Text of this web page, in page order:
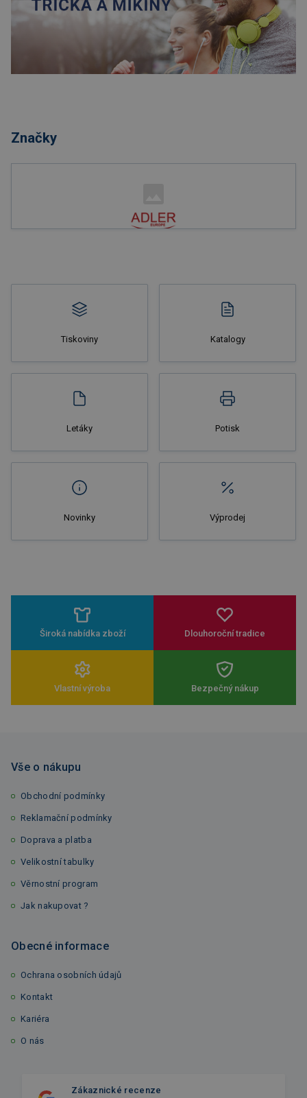
Značky
Tiskoviny Katalogy
Letáky Potisk
Novinky Výprodej
Široká nabídka zboží Dlouhoroční tradice
Vlastní výroba Bezpečný nákup
Vše o nákupu
Obchodní podmínky
Reklamační podmínky
Doprava a platba
Velikostní tabulky
Věrnostní program
Jak nakupovat ?
Obecné informace
Ochrana osobních údajů
Kontakt
Kariéra
O nás
Zákaznické recenze